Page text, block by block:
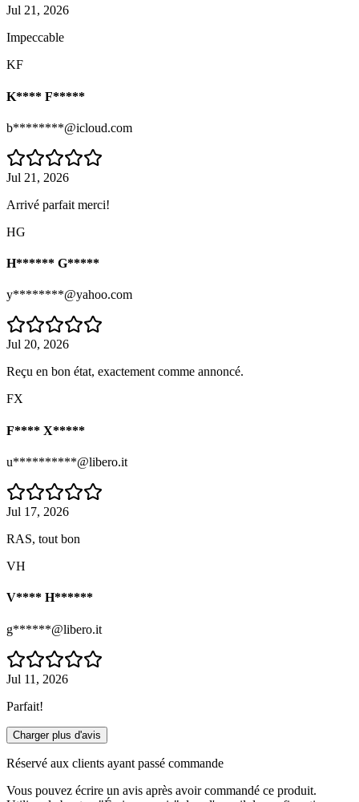
Jul 21, 2026
Impeccable
KF
K**** F*****
b********@icloud.com
Jul 21, 2026
Arrivé parfait merci!
HG
H****** G*****
y********@yahoo.com
Jul 20, 2026
Reçu en bon état, exactement comme annoncé.
FX
F**** X*****
u**********@libero.it
Jul 17, 2026
RAS, tout bon
VH
V**** H******
g******@libero.it
Jul 11, 2026
Parfait!
Charger plus d'avis
Réservé aux clients ayant passé commande
Vous pouvez écrire un avis après avoir commandé ce produit.